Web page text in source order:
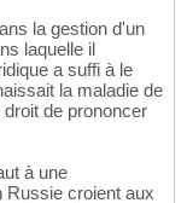
la gestion d'un
laquelle il
a suffi à le
la maladie de
de prononcer
à une
Russie croient aux